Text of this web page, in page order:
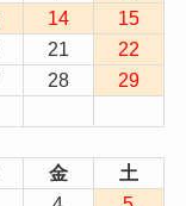
14
15
21
22
28
29
金
土